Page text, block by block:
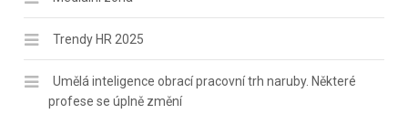
Trendy HR 2025
Umělá inteligence obrací pracovní trh naruby. Některé
profese se úplně změní